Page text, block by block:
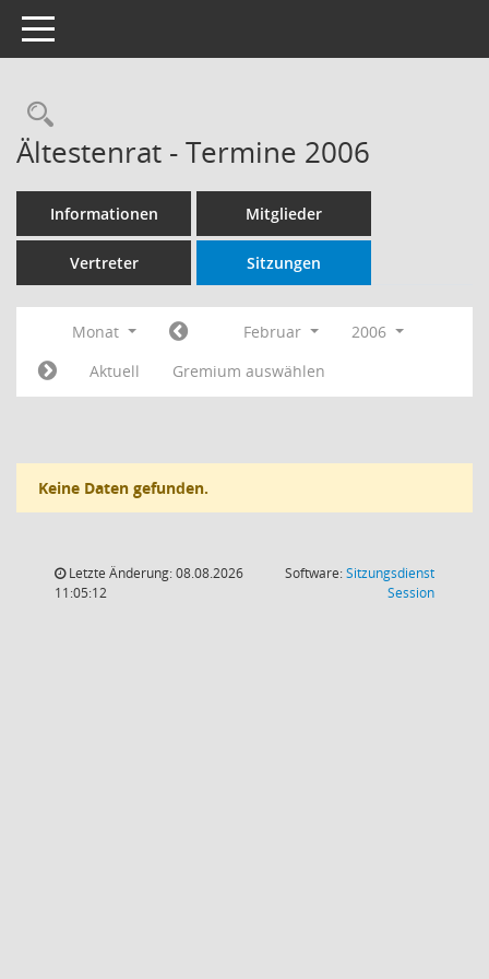
Toggle navigation
Rechercheauswahl
Ältestenrat - Termine 2006
Informationen Mitglieder
Vertreter Sitzungen
Monat Februar
2006
Aktuell
Gremium auswählen
Keine Daten gefunden.
Letzte Änderung: 08.08.2026
11:05:12
Software:Sitzungsdienst
Session(Wird in